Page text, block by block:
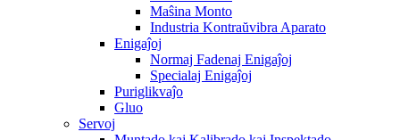
Maŝina Monto
Industria Kontraŭvibra Aparato
Enigaĵoj
Normaj Fadenaj Enigaĵoj
Specialaj Enigaĵoj
Puriglikvaĵo
Gluo
Servoj